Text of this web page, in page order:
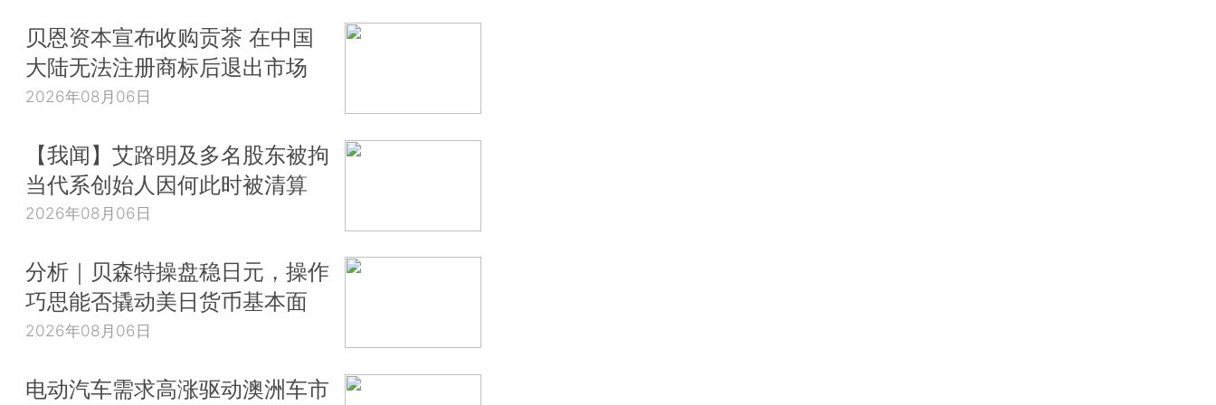
贝恩资本宣布收购贡茶 在中国
大陆无法注册商标后退出市场
2026年08月06日
【我闻】艾路明及多名股东被拘
当代系创始人因何此时被清算
2026年08月06日
分析｜贝森特操盘稳日元，操作
巧思能否撬动美日货币基本面
2026年08月06日
电动汽车需求高涨驱动澳洲车市